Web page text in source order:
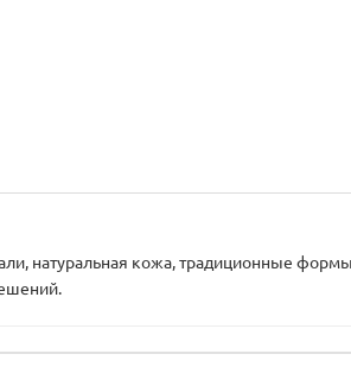
натуральная кожа, традиционные